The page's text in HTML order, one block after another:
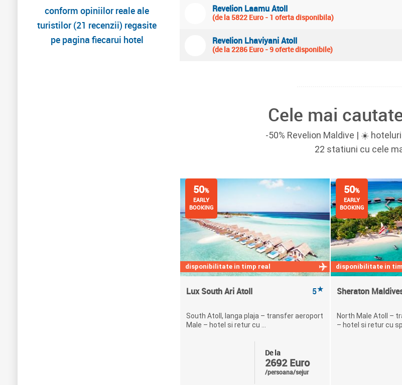
Revelion Laamu Atoll
(de la 5822 Euro - 1 oferta disponibila)
Revelion Lhaviyani Atoll
(de la 2286 Euro - 9 oferte disponibile)
Cele mai
-50% Revelion Maldive | ☀️
22 statiuni cu cele
disponibilitate in timp real
Lux South Ari Atoll 5★
South Atoll, langa plaja – transfer aeroport
Male – hotel si retur cu ...
De la
2692 Euro
/persoana/sejur
50%
EARLY
BOOKING
disponibilitate in
Sheraton
North Male Atoll –
– hotel si retur cu
50%
EARLY
BOOKING
conform opiniilor reale ale
turistilor (21 recenzii) regasite
pe pagina fiecarui hotel